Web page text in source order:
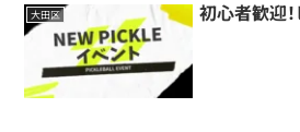
大田区 初心者歓迎